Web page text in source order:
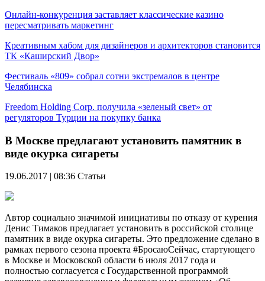
Онлайн-конкуренция заставляет классические казино
пересматривать маркетинг
Креативным хабом для дизайнеров и архитекторов становится
ТК «Каширский Двор»
Фестиваль «809» собрал сотни экстремалов в центре
Челябинска
Freedom Holding Corp. получила «зеленый свет» от
регуляторов Турции на покупку банка
В Москве предлагают установить памятник в
виде окурка сигареты
19.06.2017 | 08:36 Статьи
Автор социально значимой инициативы по отказу от курения
Денис Тимаков предлагает установить в российской столице
памятник в виде окурка сигареты. Это предложение сделано в
рамках первого сезона проекта #БросаюСейчас, стартующего
в Москве и Московской области 6 июля 2017 года и
полностью согласуется с Государственной программой